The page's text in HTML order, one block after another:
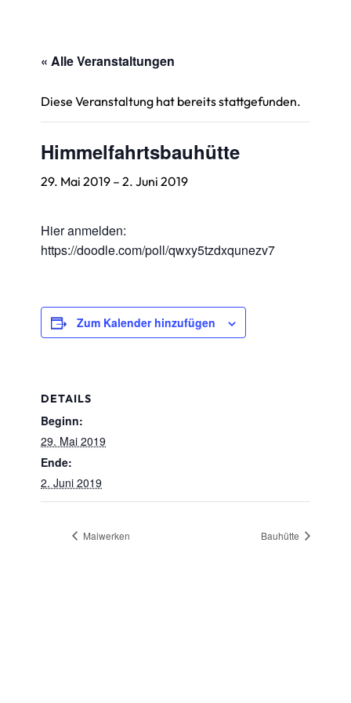
« Alle Veranstaltungen
Diese Veranstaltung hat bereits stattgefunden.
Himmelfahrtsbauhütte
29. Mai 2019 – 2. Juni 2019
Hier anmelden:
https://doodle.com/poll/qwxy5tzdxqunezv7
Zum Kalender hinzufügen
DETAILS
Beginn:
29. Mai 2019
Ende:
2. Juni 2019
Maiwerken Bauhütte